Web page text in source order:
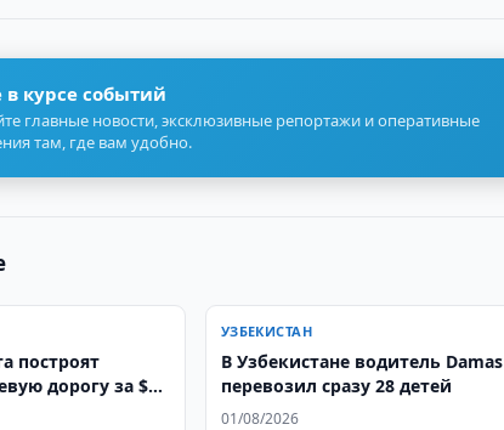
в курсе событий
главные новости, эксклюзивные репортажи и оперативные
там, где вам удобно.
построят
дорогу за $1
УЗБЕКИСТАН
В Узбекистане водитель Damas
перевозил сразу 28 детей
01/08/2026